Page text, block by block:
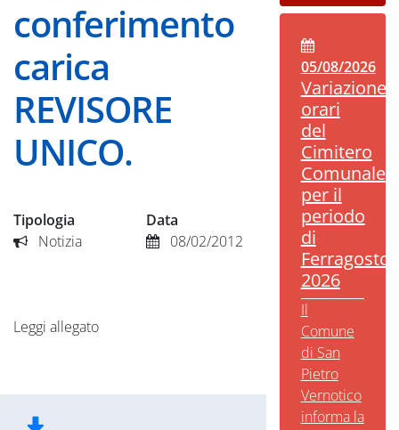
conferimento
carica
REVISORE
UNICO.
Tipologia
Notizia
Data
08/02/2012
Leggi allegato
05/08/2026
Variazione
orari
del
Cimitero
Comunale
per il
periodo
di
Ferragosto
2026
Il
Comune
di San
Pietro
Vernotico
informa la